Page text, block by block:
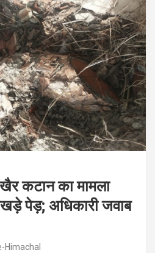
कटान का मामला
पेड़; अधिकारी जवाब
Himachal